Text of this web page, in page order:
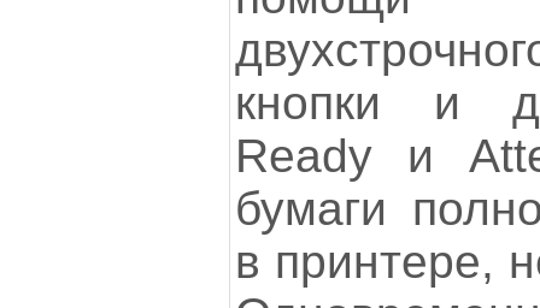
кнопки и
Ready и
бумаги
в принтере,